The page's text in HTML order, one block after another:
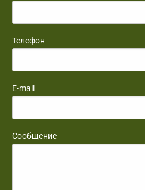
Телефон
E-mail
Сообщение